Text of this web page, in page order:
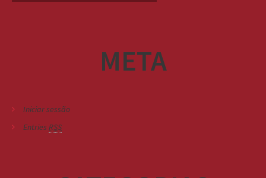
META
Iniciar sessão
Entries RSS